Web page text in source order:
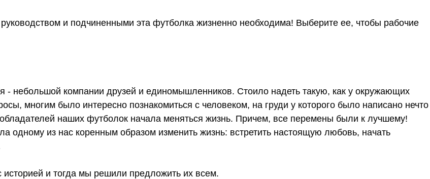
и подчиненными эта футболка жизненно необходима! Выберите ее, чтобы рабочие
- небольшой компании друзей и единомышленников. Стоило надеть такую, как у окружающих
многим было интересно познакомиться с человеком, на груди у которого было написано нечто
наших футболок начала меняться жизнь. Причем, все перемены были к лучшему!
из нас коренным образом изменить жизнь: встретить настоящую любовь, начать
и тогда мы решили предложить их всем.